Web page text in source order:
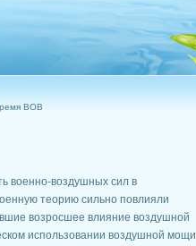
ВОВ
военно-воздушных сил в
теорию сильно повлияли
возросшее влияние воздушной
использовании воздушной мощи